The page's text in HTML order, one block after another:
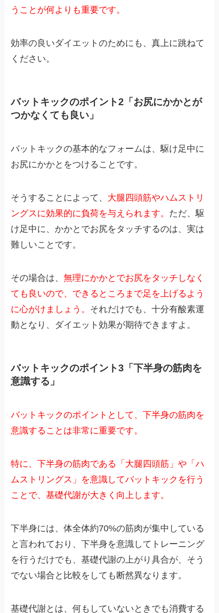
うことが何よりも重要です。
効率の良いダイエットのためにも、真上に跳ねて
ください。
バットキックのポイント2「お尻にかかとが
つかなくても良い」
バットキックの基本的なフォームは、駆け足中に
お尻にかかとをつけることです。
そうすることによって、 大腿四頭筋やハムストリ
ングスに効果的に負荷を与えられます。 ただ、駆
け足中に、かかとでお尻をタッチするのは、実は
難しいことです。
その場合は、無理にかかとでお尻をタッチしなく
ても良いので、できるところまで足を上げるよう
に心がけましょう。 それだけでも、十分有酸素運
動となり、ダイエット効果が期待できますよ。
バットキックのポイント3「下半身の筋肉を
意識する」
バットキックのポイントとして、下半身の筋肉を
意識することは非常に重要です。
特に、下半身の筋肉である「大腿四頭筋」や「ハ
ムストリングス」を意識してバットキックを行う
ことで、基礎代謝が大きく向上します。
下半身には、体全体約70%の筋肉が集中している
と言われており、下半身を意識してトレーニング
を行うだけでも、基礎代謝の上がり具合が、そう
でない場合と比較をしても断然異なります。
基礎代謝とは、何もしていないときでも消費する